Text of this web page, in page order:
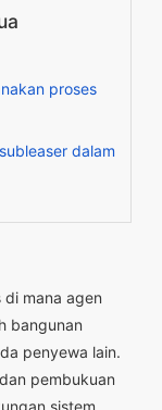
proses
dalam
mana agen
bangunan
penyewa lain.
pembukuan
sistem